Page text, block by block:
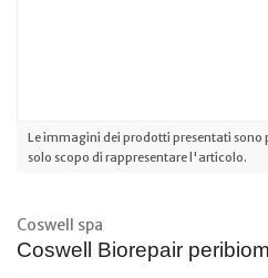
Le immagini dei prodotti presentati sono
solo scopo di rappresentare l'articolo.
Coswell spa
Coswell Biorepair